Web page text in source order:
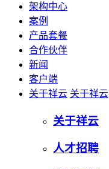
架构中心
案例
产品套餐
合作伙伴
新闻
客户端
关于祥云 关于祥云
关于祥云
人才招聘